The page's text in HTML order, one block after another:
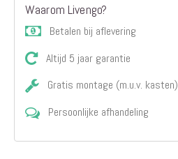
Waarom Livengo?
Betalen bij aflevering
Altijd 5 jaar garantie
Gratis montage (m.u.v. kasten)
Persoonlijke afhandeling